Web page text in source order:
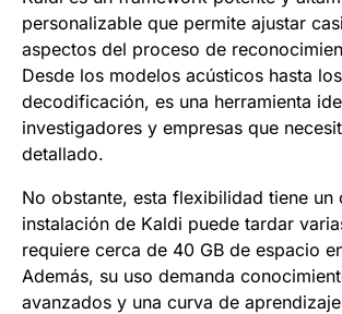
personalizable que permite ajustar
aspectos del proceso de
Desde los modelos acústicos hasta
decodificación, es una herramienta
investigadores y empresas que
detallado.
No obstante, esta flexibilidad tiene un
instalación de Kaldi puede tardar
requiere cerca de 40 GB de espacio
Además, su uso demanda
avanzados y una curva de